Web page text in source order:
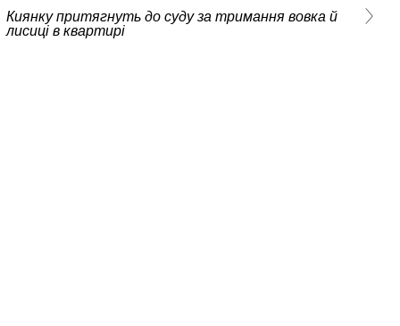
Киянку притягнуть до суду за тримання вовка й
лисиці в квартирі